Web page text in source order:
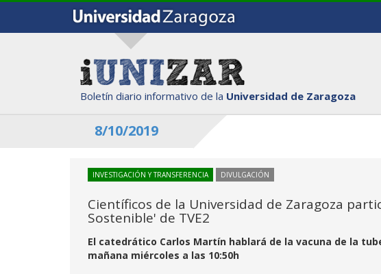
Boletín diario informativo de la Universidad de Zaragoza
8/10/2019
INVESTIGACIÓN Y TRANSFERENCIA DIVULGACIÓN
Científicos de la Universidad de Zaragoza
Sostenible' de TVE2
El catedrático Carlos Martín hablará de la vacuna de la
mañana miércoles a las 10:50h